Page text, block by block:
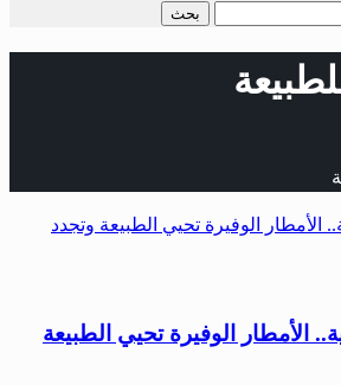
الأمطار الوفيرة تحيي الطبيعة